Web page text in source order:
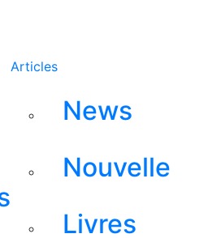
Articles
News
Nouvelle
Livres